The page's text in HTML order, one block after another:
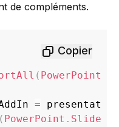
de compléments.
Copier
( PowerPoint
= presentation
( PowerPoint . Slide